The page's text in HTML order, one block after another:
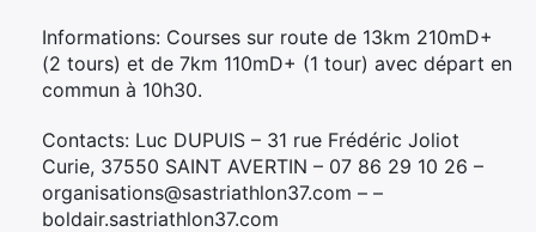
Informations: Courses sur route de 13km 210mD+
(2 tours) et de 7km 110mD+ (1 tour) avec départ en
commun à 10h30.
Contacts: Luc DUPUIS – 31 rue Frédéric Joliot
Curie, 37550 SAINT AVERTIN – 07 86 29 10 26 –
organisations@sastriathlon37.com – –
boldair.sastriathlon37.com